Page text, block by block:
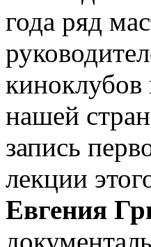
года ряд
киноклубов
нашей
запись
Евгения